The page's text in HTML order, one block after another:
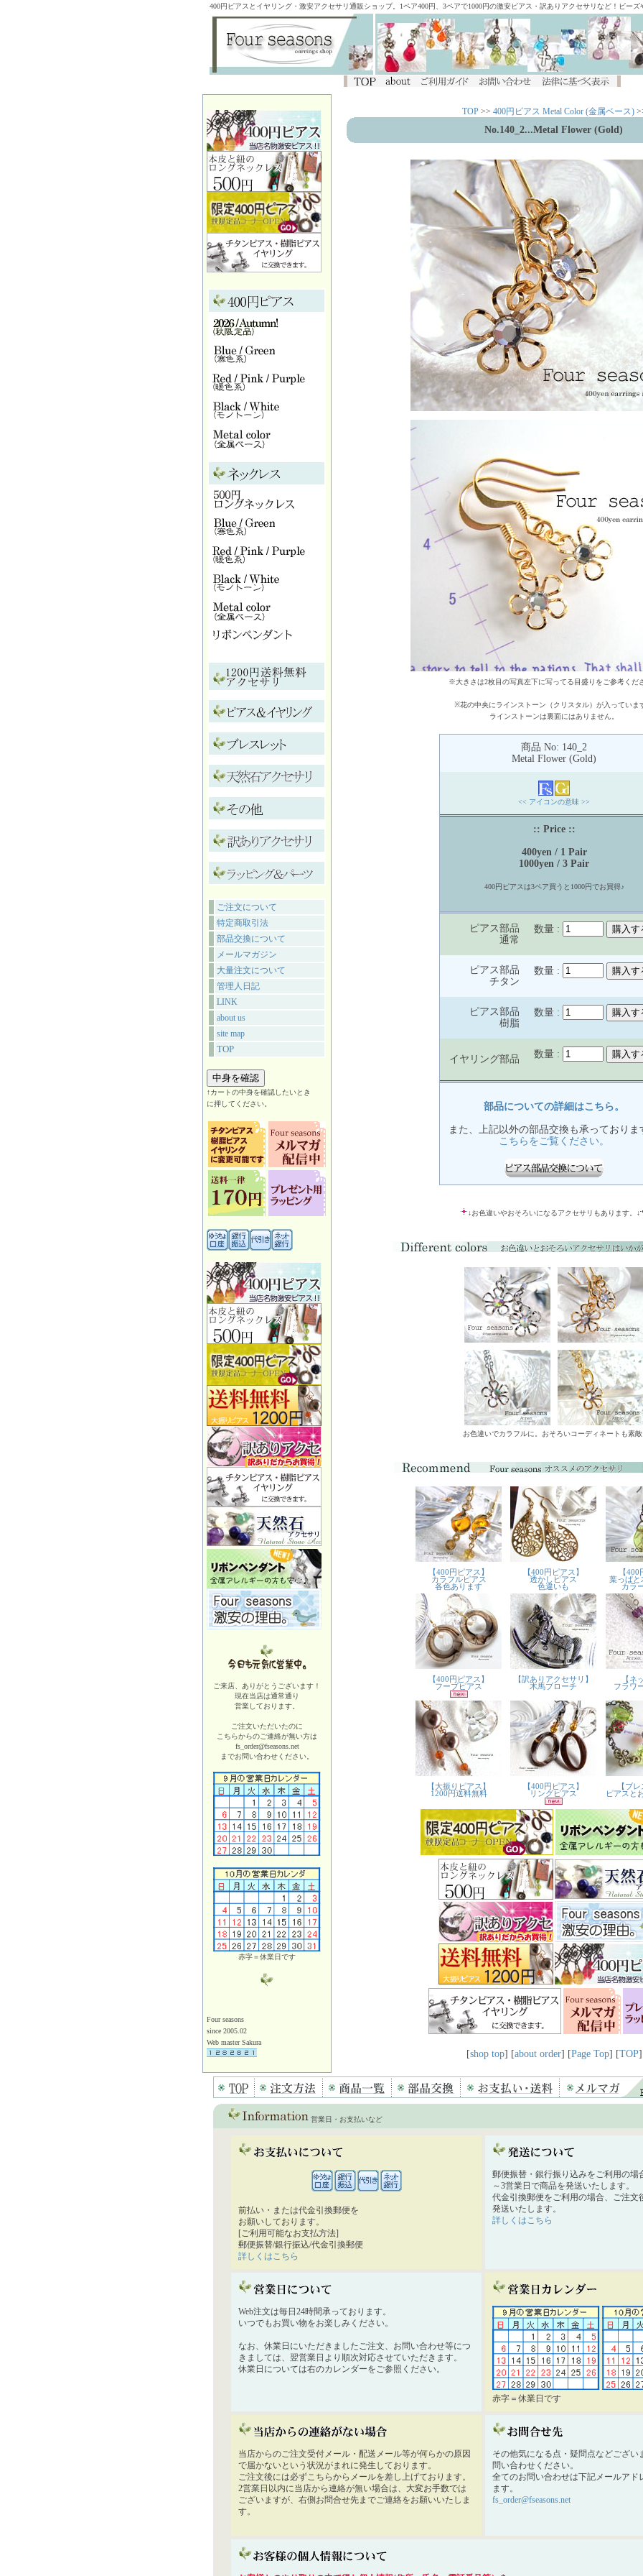
400円ピアスとイヤリング・激安アクセサリ通販ショップ。1ペア400円、3ペアで1000円の激安ピアス・訳ありアクセサリなど！ビー
ご注文について
特定商取引法
部品交換について
メールマガジン
大量注文について
管理人日記
LINK
about us
site map
TOP
↑カートの中身を確認したいとき
に押してください。
ご来店、ありがとうございます！
現在当店は通常通り
営業しております。
ご注文いただいたのに
こちらからのご連絡が無い方は
fs_order@fseasons.net
までお問い合わせください。
赤字＝休業日です
Four seasons
since 2005.02
Web master Sakura
TOP>> 400円ピアス Metal Color (金属ベース)
No.140_2...Metal Flower (Gold)
※大きさは2枚目の写真左下に写ってる目盛りをご参考くだ
※花の中央にラインストーン（クリスタル）が入っていま
ラインストーンは裏面にはありません。
商品 No: 140_2
Metal Flower (Gold)
<< アイコンの意味 >>
:: Price ::
400yen / 1 Pair
1000yen / 3 Pair
400円ピアスは3ペア買うと1000円でお買得♪
ピアス部品
通常
数量 :
ピアス部品
チタン
数量 :
ピアス部品
樹脂
数量 :
イヤリング部品 数量 :
部品についての詳細はこちら。
また、上記以外の部品交換も承っておりま
こちらをご覧ください。
↓お色違いやおそろいになるアクセサリもあります。↓
お色違いでカラフルに。おそろいコーディネートも素敵
[shop top] [about order] [Page Top] [TOP]
営業日・お支払いなど
前払い・または代金引換郵便を
お願いしております。
[ご利用可能なお支払方法]
郵便振替/銀行振込/代金引換郵便
詳しくはこちら
郵便振替・銀行振り込みをご利用の場
～3営業日で商品を発送いたします。
代金引換郵便をご利用の場合、ご注文
発送いたします。
詳しくはこちら
Web注文は毎日24時間承っております。
いつでもお買い物をお楽しみください。
なお、休業日にいただきましたご注文、お問い合わせ等につ
きましては、翌営業日より順次対応させていただきます。
休業日については右のカレンダーをご参照ください。
赤字＝休業日です
当店からのご注文受付メール・配送メール等が何らかの原因
で届かないという状況がまれに発生しております。
ご注文後には必ずこちらからメールを差し上げております。
2営業日以内に当店から連絡が無い場合は、大変お手数では
ございますが、右側お問合せ先までご連絡をお願いいたしま
す。
その他気になる点・疑問点などござい
問い合わせください。
全てのお問い合わせは下記メールアド
ます。
fs_order@fseasons.net